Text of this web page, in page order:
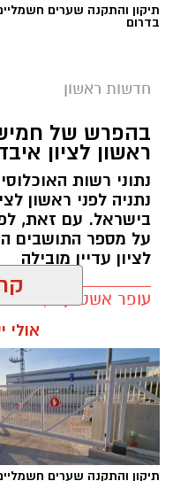
צילום: דוברות
אגף התנועה של
משמעותי באופן
המהירות. בימים
בדרכים ובצמתים
המהלך מגיע על רקע
במשטרה מציינים כי
בני אדם בתאונות
בדרגות שונות –
מחייבים החמרה
השטח ולמוקדי
לקראת השינוי ערך
תיקון והתקנה שערים
בדרום
חדשות ראשון
בהפרש של
ראשון לציון
נתוני רשות
נתניה לפני ראשון
בישראל. עם זאת,
על מספר התושבים
לציון עדיין מובילה
עופר אשטוקר / 10:50 09.08.26
תגים:אוכלוסיית ראשון
אולי